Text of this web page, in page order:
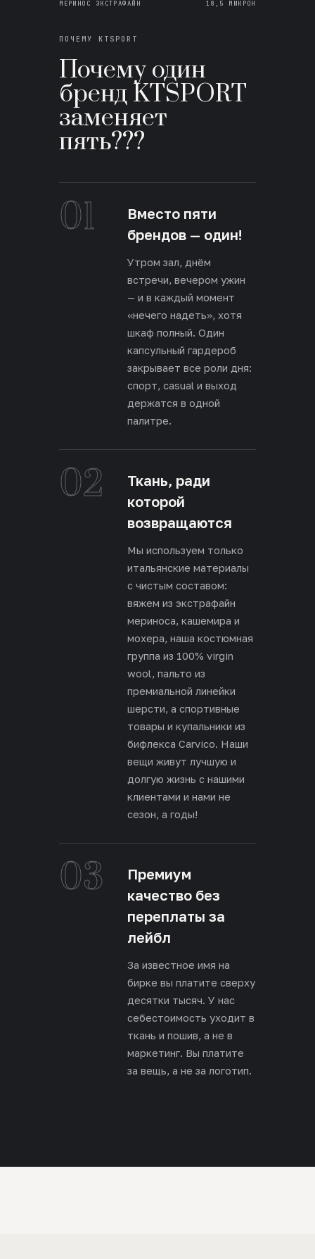
МЕРИНОС ЭКСТРАФАЙН 18,5 МИКРОН
ПОЧЕМУ KTSPORT
Почему один
бренд KTSPORT
заменяет
пять???
01
Вместо пяти
брендов — один!
Утром зал, днём
встречи, вечером ужин
— и в каждый момент
«нечего надеть», хотя
шкаф полный. Один
капсульный гардероб
закрывает все роли дня:
спорт, casual и выход
держатся в одной
палитре.
02
Ткань, ради
которой
возвращаются
Мы используем только
итальянские материалы
с чистым составом:
вяжем из экстрафайн
мериноса, кашемира и
мохера, наша костюмная
группа из 100% virgin
wool, пальто из
премиальной линейки
шерсти, а спортивные
товары и купальники из
бифлекса Carvico. Наши
вещи живут лучшую и
долгую жизнь с нашими
клиентами и нами не
сезон, а годы!
03
Премиум
качество без
переплаты за
лейбл
За известное имя на
бирке вы платите сверху
десятки тысяч. У нас
себестоимость уходит в
ткань и пошив, а не в
маркетинг. Вы платите
за вещь, а не за логотип.